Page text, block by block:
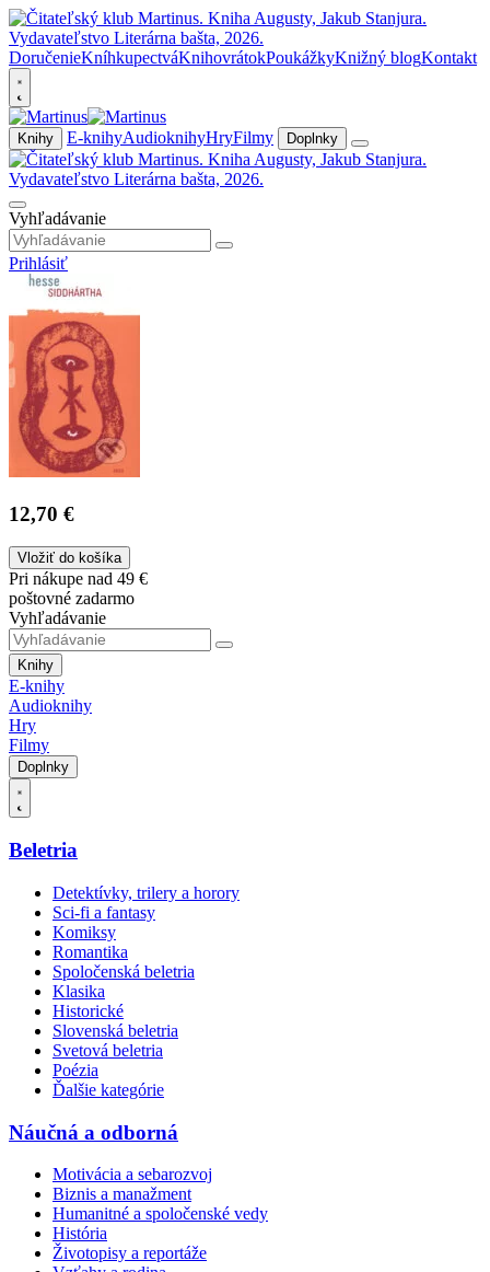
DoručenieKníhkupectváKnihovrátokPoukážkyKnižný blogKontakt
Knihy E-knihyAudioknihyHryFilmy Doplnky
Vyhľadávanie
Prihlásiť
12,70 €
Vložiť do košíka
Pri nákupe nad 49 €
poštovné zadarmo
Vyhľadávanie
Knihy
E-knihy
Audioknihy
Hry
Filmy
Doplnky
Beletria
Detektívky, trilery a horory
Sci-fi a fantasy
Komiksy
Romantika
Spoločenská beletria
Klasika
Historické
Slovenská beletria
Svetová beletria
Poézia
Ďalšie kategórie
Náučná a odborná
Motivácia a sebarozvoj
Biznis a manažment
Humanitné a spoločenské vedy
História
Životopisy a reportáže